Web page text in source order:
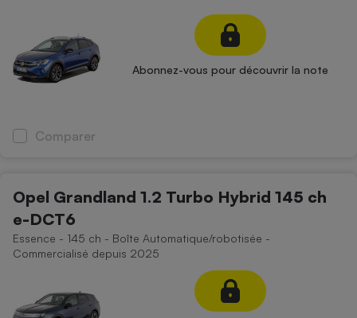
Abonnez-vous pour découvrir la note
Comparer
Opel Grandland 1.2 Turbo Hybrid 145 ch
e-DCT6
Essence - 145 ch - Boîte Automatique/robotisée -
Commercialisé depuis 2025